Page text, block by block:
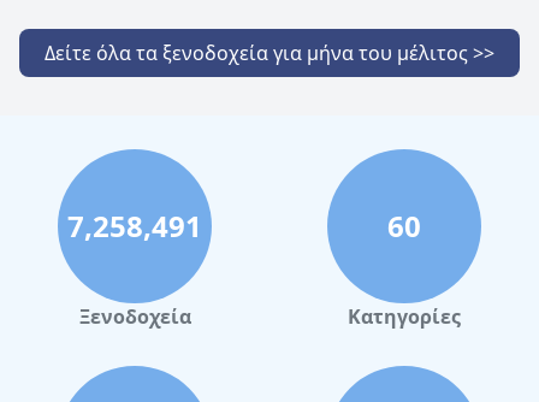
Δείτε όλα τα ξενοδοχεία για μήνα του μέλιτος >>
7,258,491
Ξενοδοχεία
60
Κατηγορίες